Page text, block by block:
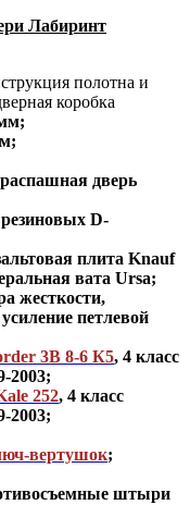
Лабиринт
полотна и
коробка
;
дверь
D-
плита Knauf
вата Ursa;
жесткости,
петлевой
3В 8-6 К5, 4 класс
2003;
252, 4 класс
2003;
вертушок;
штыри